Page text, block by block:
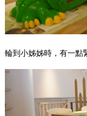
輪到小姊姊時，有一點